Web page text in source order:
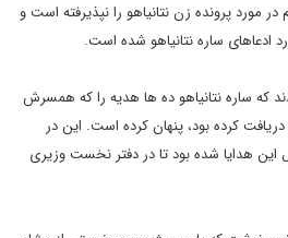
در مورد پرونده زن نتانیاهو را نپذیرفته است و
ادعاهای ساره نتانیاهو شده است.
که ساره نتانیاهو ده ها هدیه را که همسرش
کرده بود، پنهان کرده است. این در
این هدایا شده بود تا در دفتر نخست وزیری